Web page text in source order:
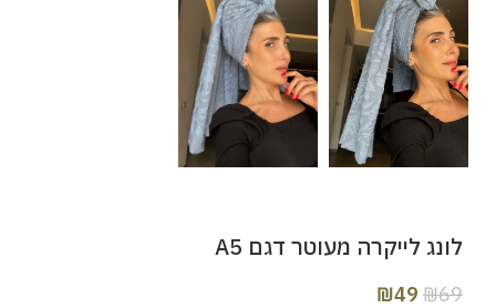
לונג לייקרה מעוטר דגם A5
₪69
₪49